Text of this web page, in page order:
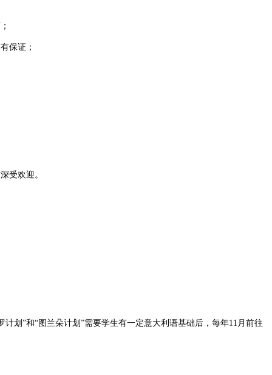
保证；
受欢迎。
”和“图兰朵计划”需要学生有一定意大利语基础后，每年11月前往